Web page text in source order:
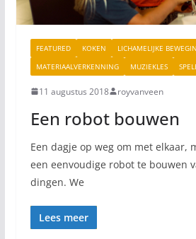
FEATURED KOKEN
LICHAMELIJKE
MATERIAALVERKENNING
MUZIEKLES
11 augustus 2018 royvanveen
Een robot bouwen
Een dagje op weg om met elkaar,
een eenvoudige robot te bouwen
dingen. We
Lees meer